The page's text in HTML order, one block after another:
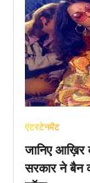
एंटरटेनमेंट
जानिए
सरकार ने बैन